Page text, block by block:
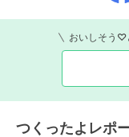
おいしそう♡
つくったよレポ